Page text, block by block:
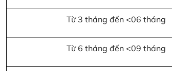
Từ 3 tháng đến <06 tháng
Từ 6 tháng đến <09 tháng